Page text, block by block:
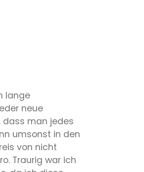
lange
neue
dass man jedes
umsonst in den
von nicht
Traurig war ich